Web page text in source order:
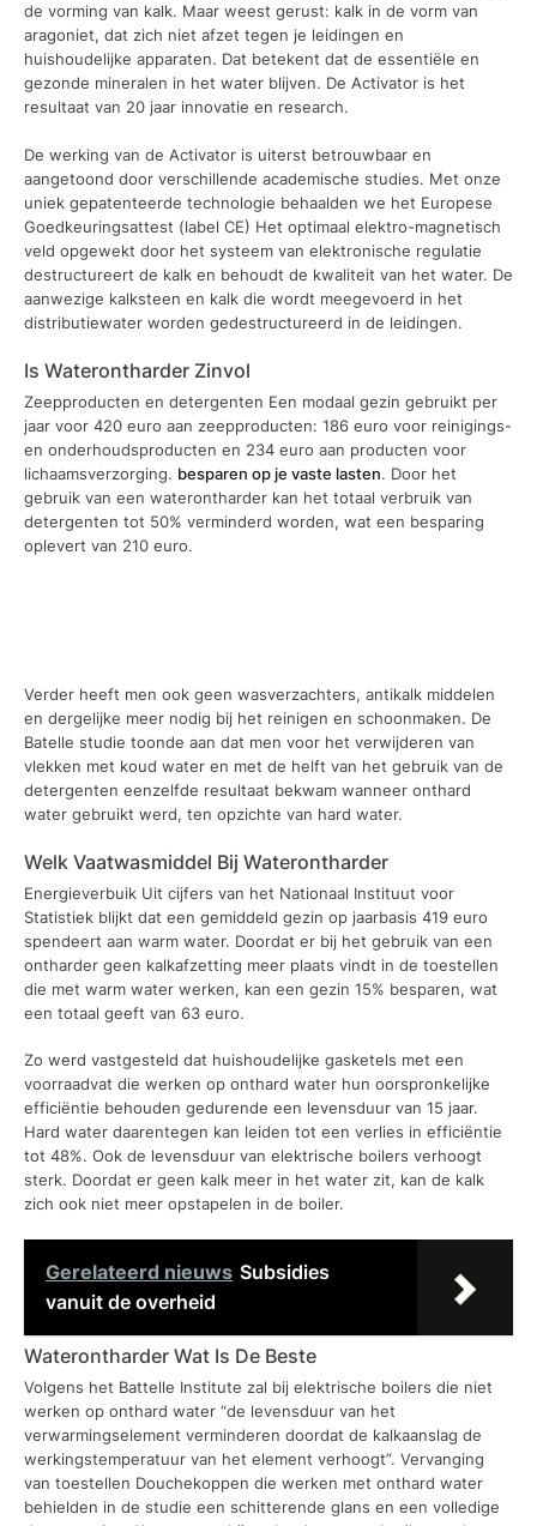
de vorming van kalk. Maar weest gerust: kalk in de vorm van
aragoniet, dat zich niet afzet tegen je leidingen en
huishoudelijke apparaten. Dat betekent dat de essentiële en
gezonde mineralen in het water blijven. De Activator is het
resultaat van 20 jaar innovatie en research.
De werking van de Activator is uiterst betrouwbaar en
aangetoond door verschillende academische studies. Met onze
uniek gepatenteerde technologie behaalden we het Europese
Goedkeuringsattest (label CE) Het optimaal elektro-magnetisch
veld opgewekt door het systeem van elektronische regulatie
destructureert de kalk en behoudt de kwaliteit van het water. De
aanwezige kalksteen en kalk die wordt meegevoerd in het
distributiewater worden gedestructureerd in de leidingen.
Is Waterontharder Zinvol
Zeepproducten en detergenten Een modaal gezin gebruikt per
jaar voor 420 euro aan zeepproducten: 186 euro voor reinigings-
en onderhoudsproducten en 234 euro aan producten voor
lichaamsverzorging. besparen op je vaste lasten. Door het
gebruik van een waterontharder kan het totaal verbruik van
detergenten tot 50% verminderd worden, wat een besparing
oplevert van 210 euro.
Verder heeft men ook geen wasverzachters, antikalk middelen
en dergelijke meer nodig bij het reinigen en schoonmaken. De
Batelle studie toonde aan dat men voor het verwijderen van
vlekken met koud water en met de helft van het gebruik van de
detergenten eenzelfde resultaat bekwam wanneer onthard
water gebruikt werd, ten opzichte van hard water.
Welk Vaatwasmiddel Bij Waterontharder
Energieverbuik Uit cijfers van het Nationaal Instituut voor
Statistiek blijkt dat een gemiddeld gezin op jaarbasis 419 euro
spendeert aan warm water. Doordat er bij het gebruik van een
ontharder geen kalkafzetting meer plaats vindt in de toestellen
die met warm water werken, kan een gezin 15% besparen, wat
een totaal geeft van 63 euro.
Zo werd vastgesteld dat huishoudelijke gasketels met een
voorraadvat die werken op onthard water hun oorspronkelijke
efficiëntie behouden gedurende een levensduur van 15 jaar.
Hard water daarentegen kan leiden tot een verlies in efficiëntie
tot 48%. Ook de levensduur van elektrische boilers verhoogt
sterk. Doordat er geen kalk meer in het water zit, kan de kalk
zich ook niet meer opstapelen in de boiler.
Gerelateerd nieuws Subsidies
vanuit de overheid
Waterontharder Wat Is De Beste
Volgens het Battelle Institute zal bij elektrische boilers die niet
werken op onthard water “de levensduur van het
verwarmingselement verminderen doordat de kalkaanslag de
werkingstemperatuur van het element verhoogt”. Vervanging
van toestellen Douchekoppen die werken met onthard water
behielden in de studie een schitterende glans en een volledige